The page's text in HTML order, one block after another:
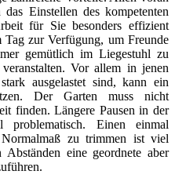
Einstellen des kompetenten
für Sie besonders effizient
zur Verfügung, um Freunde
gemütlich im Liegestuhl zu
Vor allem in jenen
ausgelastet sind, kann ein
Der Garten muss nicht
finden. Längere Pausen in der
problematisch. Einen einmal
zu trimmen ist viel
eine geordnete aber